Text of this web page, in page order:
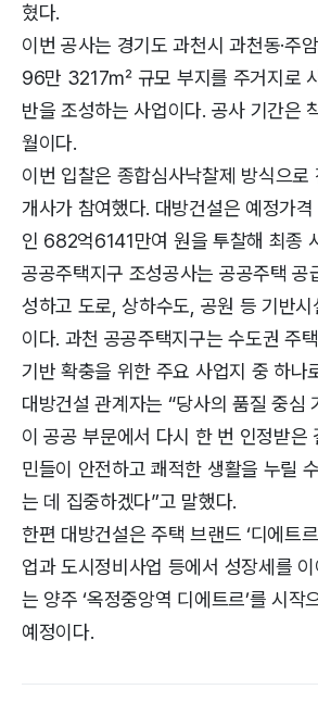
혔다.
이번 공사는 경기도 과천시 과천동·주
96만 3217㎡ 규모 부지를 주거지로
반을 조성하는 사업이다. 공사 기간은
월이다.
이번 입찰은 종합심사낙찰제 방식으로
개사가 참여했다. 대방건설은 예정가
인 682억6141만여 원을 투찰해 최종
공공주택지구 조성공사는 공공주택 공
성하고 도로, 상하수도, 공원 등 기반
이다. 과천 공공주택지구는 수도권 주
기반 확충을 위한 주요 사업지 중 하나
대방건설 관계자는 “당사의 품질 중심
이 공공 부문에서 다시 한 번 인정받은
민들이 안전하고 쾌적한 생활을 누릴
는 데 집중하겠다”고 말했다.
한편 대방건설은 주택 브랜드 ‘디에트
업과 도시정비사업 등에서 성장세를
는 양주 ‘옥정중앙역 디에트르’를 시작
예정이다.